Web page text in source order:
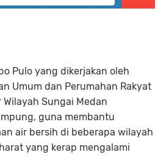
Pulo yang dikerjakan oleh
Umum dan Perumahan Rakyat
Wilayah Sungai Medan
guna membantu
air bersih di beberapa wilayah
yang kerap mengalami